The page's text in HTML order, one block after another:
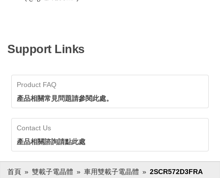
Support Links
Product FAQ
產品相關常見問題請參閱此處。
Contact Us
產品相關諮詢請點此處
首頁 雙載子電晶體 車用雙載子電晶體 2SCR572D3FRA